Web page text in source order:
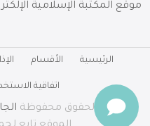
موقع المكتبة الإسلامية
الرئيسية الأقسام
اتفاقية
جميع الحقوق محفوظة